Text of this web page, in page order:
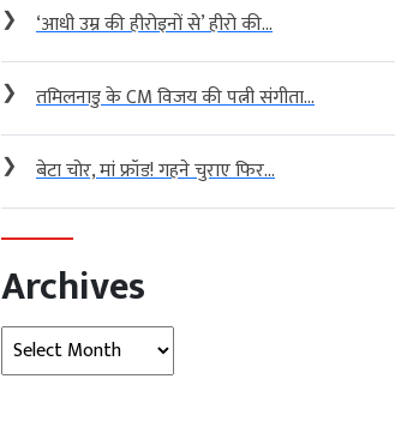
❯ ‘आधी उम्र की हीरोइनों से’ हीरो की...
❯ तमिलनाडु के CM विजय की पत्नी संगीता...
❯ बेटा चोर, मां फ्रॉड! गहने चुराए फिर...
Archives
Archives